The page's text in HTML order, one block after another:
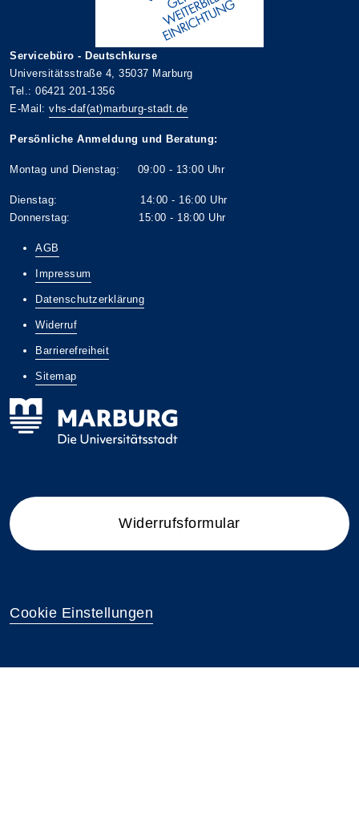
Servicebüro - Deutschkurse
Universitätsstraße 4, 35037 Marburg
Tel.: 06421 201-1356
E-Mail: vhs-daf(at)marburg-stadt.de
Persönliche Anmeldung und Beratung:
Montag und Dienstag: 09:00 - 13:00 Uhr
Dienstag: 14:00 - 16:00 Uhr
Donnerstag: 15:00 - 18:00 Uhr
AGB
Impressum
Datenschutzerklärung
Widerruf
Barrierefreiheit
Sitemap
Widerrufsformular
Cookie Einstellungen